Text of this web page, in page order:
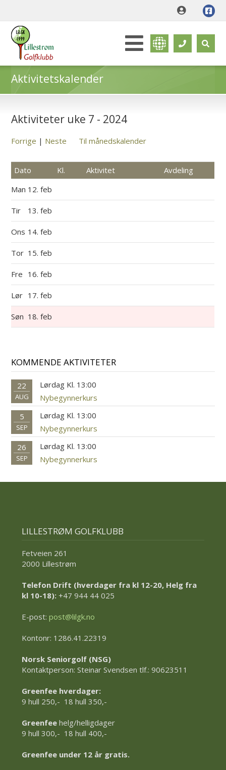
Aktivitetskalender
Aktiviteter uke 7 - 2024
Forrige | Neste Til månedskalender
Dato Kl. Aktivitet
Avdeling
Man 12. feb
Tir 13. feb
Ons 14. feb
Tor 15. feb
Fre 16. feb
Lør 17. feb
Søn 18. feb
KOMMENDE AKTIVITETER
22
AUG
Lørdag Kl. 13:00
Nybegynnerkurs
5
SEP
Lørdag Kl. 13:00
Nybegynnerkurs
26
SEP
Lørdag Kl. 13:00
Nybegynnerkurs
LILLESTRØM GOLFKLUBB
Fetveien 261
2000 Lillestrøm
Telefon Drift (hverdager fra kl 12-20, Helg fra
kl 10-18): +47 944 44 025
E-post: post@lilgk.no
Kontonr: 1286.41.22319
Norsk Seniorgolf (NSG)
Kontaktperson: Steinar Svendsen tlf.: 90623511
Greenfee hverdager:
9 hull 250,- 18 hull 350,-
Greenfee helg/helligdager
9 hull 300,- 18 hull 400,-
Greenfee under 12 år gratis.